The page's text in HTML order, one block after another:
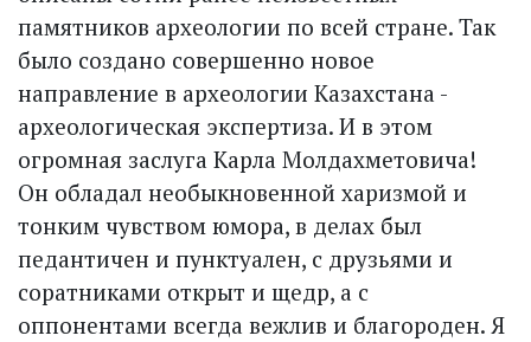
памятников археологии по всей стране. Так
было создано совершенно новое
направление в археологии Казахстана -
археологическая экспертиза. И в этом
огромная заслуга Карла Молдахметовича!
Он обладал необыкновенной харизмой и
тонким чувством юмора, в делах был
педантичен и пунктуален, с друзьями и
соратниками открыт и щедр, а с
оппонентами всегда вежлив и благороден. Я